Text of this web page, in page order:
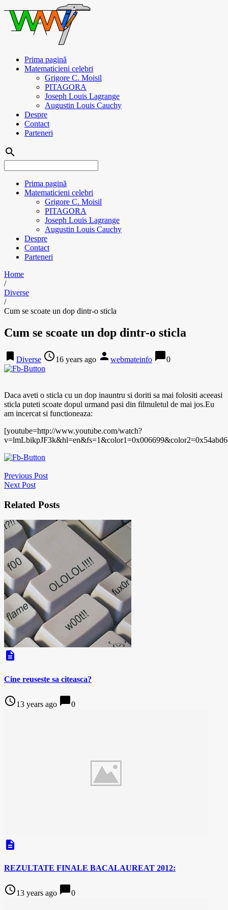
Prima pagină
Matematicieni celebri
Grigore C. Moisil
PITAGORA
Joseph Louis Lagrange
Augustin Louis Cauchy
Despre
Contact
Parteneri
search
Prima pagină
Matematicieni celebri
Grigore C. Moisil
PITAGORA
Joseph Louis Lagrange
Augustin Louis Cauchy
Despre
Contact
Parteneri
Home
/
Diverse
/
Cum se scoate un dop dintr-o sticla
Cum se scoate un dop dintr-o sticla
bookmark Diverse access_time16 years ago person webmateinfo chat_bubble0
Daca aveti o sticla cu un dop inauntru si doriti sa mai folositi aceeasi
sticla puteti scoate dopul urmand pasi din filmuletul de mai jos.Eu
am incercat si functioneaza:
[youtube=http://www.youtube.com/watch?
Previous Post
Next Post
Related Posts
description
Cine reuseste sa citeasca?
access_time13 years ago chat_bubble0
description
REZULTATE FINALE BACALAUREAT 2012:
access_time13 years ago chat_bubble0